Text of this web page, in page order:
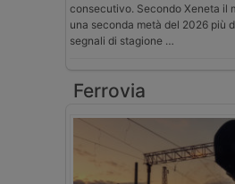
consecutivo. Secondo Xeneta il
una seconda metà del 2026 più
segnali di stagione …
Ferrovia